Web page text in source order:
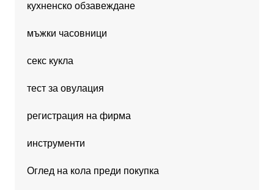
кухненско обзавеждане
мъжки часовници
секс кукла
тест за овулация
регистрация на фирма
инструменти
Оглед на кола преди покупка